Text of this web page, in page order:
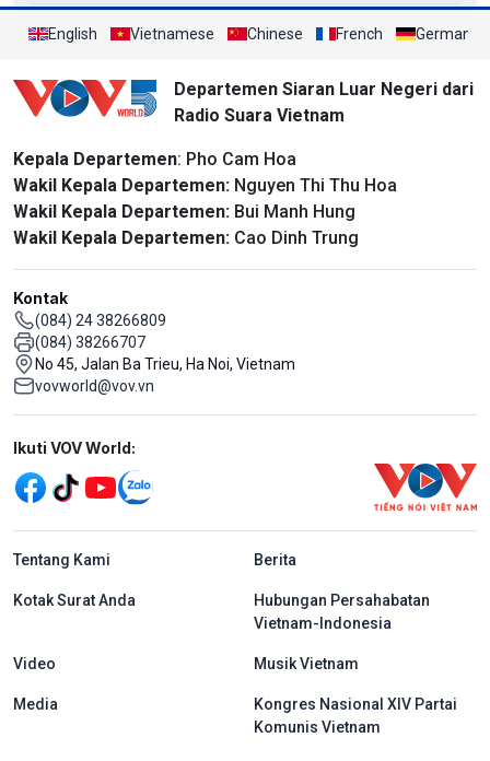
● Mendorong Kerja Sama Komprehensif antara
Lihat semua
English Vietnamese Chinese French German
Departemen Siaran Luar Negeri dari
Radio Suara Vietnam
Kepala Departemen: Pho Cam Hoa
Wakil Kepala Departemen: Nguyen Thi Thu Hoa
Wakil Kepala Departemen: Bui Manh Hung
Wakil Kepala Departemen: Cao Dinh Trung
Kontak
(084) 24 38266809
(084) 38266707
No 45, Jalan Ba Trieu, Ha Noi, Vietnam
vovworld@vov.vn
Mạng xã hội
Ikuti VOV World:
menu footer tiếng Indo
Tentang Kami Berita
Kotak Surat Anda
Hubungan Persahabatan
Vietnam-Indonesia
Video Musik Vietnam
Media
Kongres Nasional XIV Partai
Komunis Vietnam